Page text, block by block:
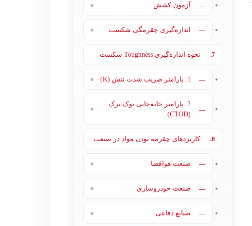
— آزمون کشش
— اندازه‌گیری چقرمگی شکست
7. نحوه اندازه‌گیری Toughness شکست
— 1. پارامتر ضریب شدت تنش (K)
—
2. پارامتر جابه‌جایی نوک ترک
(CTOD)
8. کاربردهای چقرمه بودن مواد در صنعت
— صنعت هوافضا
— صنعت خودروسازی
— صنایع دفاعی